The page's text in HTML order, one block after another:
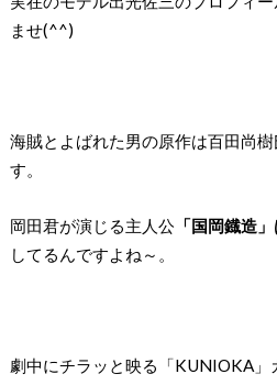
ませ(^^)
海賊とよばれた男の原作は百田尚
す。
岡田君が演じる主人公 「国岡鐡造
してるんですよね～。
劇中にチラッと映る「KUNIOKA」